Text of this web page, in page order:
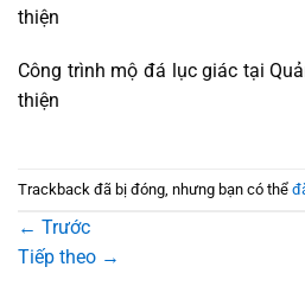
thiện
Công trình mộ đá lục giác tại
thiện
Trackback đã bị đóng, nhưng bạn có thể
← Trước
Tiếp theo →